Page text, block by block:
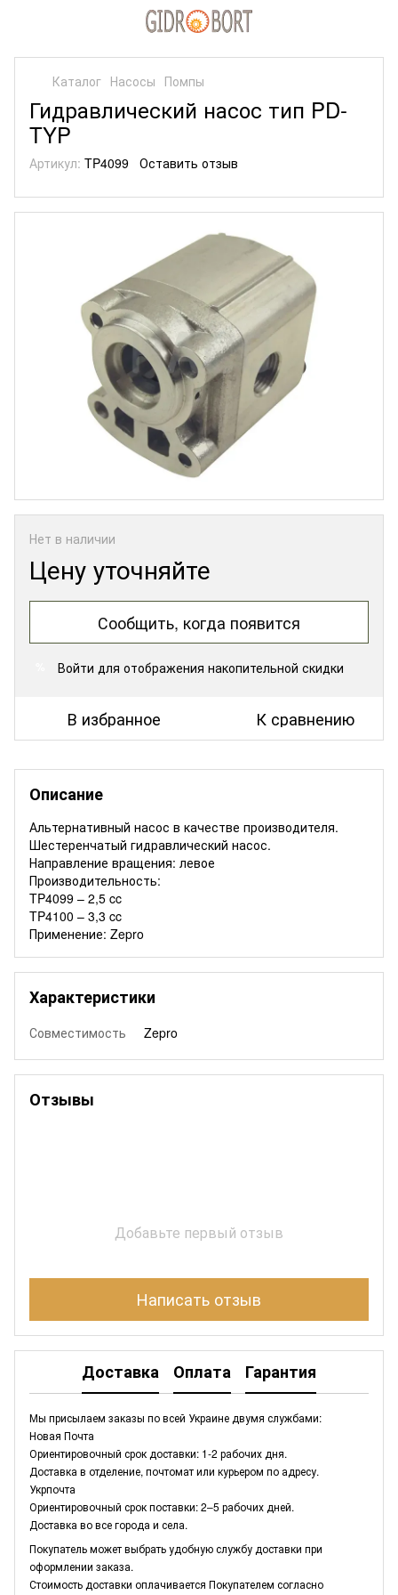
Каталог Насосы Помпы
Гидравлический насос тип PD-
TYP
Артикул: TP4099 Оставить отзыв
Нет в наличии
Цену уточняйте
Сообщить, когда появится
Войти для отображения накопительной скидки
В избранное К сравнению
Описание
Альтернативный насос в качестве производителя.
Шестеренчатый гидравлический насос.
Направление вращения: левое
Производительность:
TP4099 – 2,5 cc
TP4100 – 3,3 cc
Применение: Zepro
Характеристики
Совместимость Zepro
Отзывы
Добавьте первый отзыв
Написать отзыв
Доставка Оплата Гарантия
Мы присылаем заказы по всей Украине двумя службами:
Новая Почта
Ориентировочный срок доставки: 1-2 рабочих дня.
Доставка в отделение, почтомат или курьером по адресу.
Укрпочта
Ориентировочный срок поставки: 2–5 рабочих дней.
Доставка во все города и села.
Покупатель может выбрать удобную службу доставки при
оформлении заказа.
Стоимость доставки оплачивается Покупателем согласно